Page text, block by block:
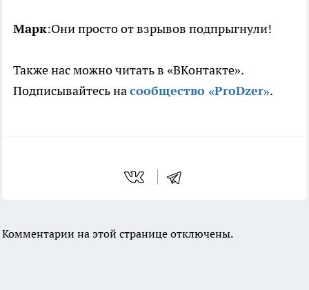
Марк:Они просто от взрывов подпрыгнули!
Также нас можно читать в «ВКонтакте».
Подписывайтесь насообщество «ProDzer».
Комментарии на этой странице отключены.